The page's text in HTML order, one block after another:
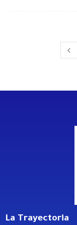
La Trayectoria